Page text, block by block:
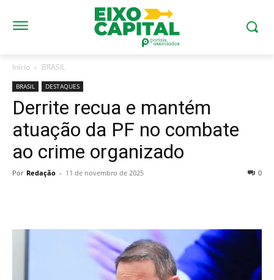
Início BRASIL
BRASIL DESTAQUES
Derrite recua e mantém
atuação da PF no combate
ao crime organizado
Por Redação - 11 de novembro de 2025 0